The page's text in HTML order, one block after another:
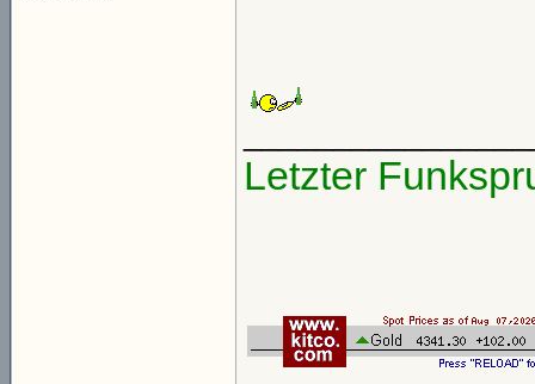
Letzter